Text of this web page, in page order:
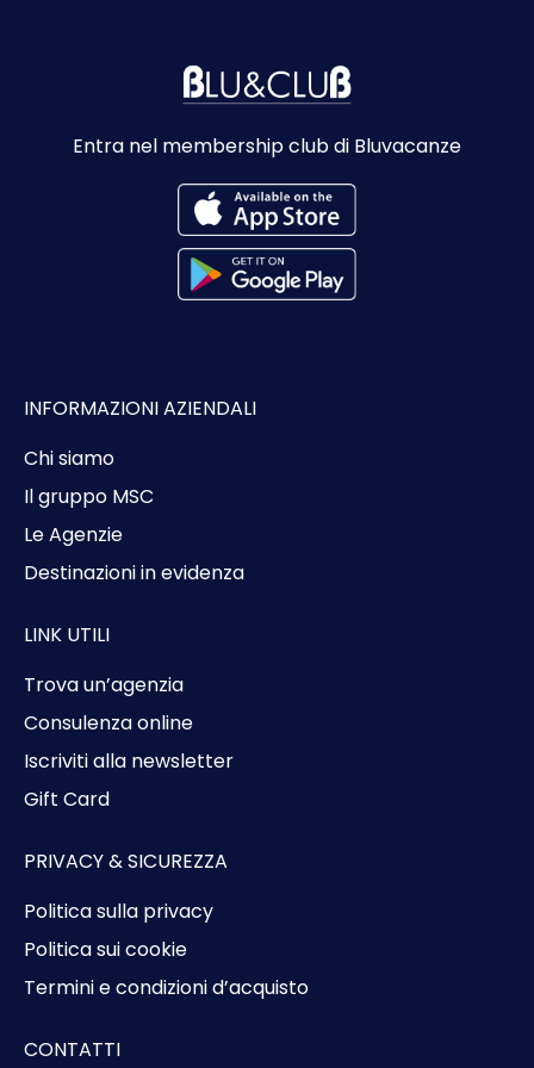
Entra nel membership club di Bluvacanze
INFORMAZIONI AZIENDALI
Chi siamo
Il gruppo MSC
Le Agenzie
Destinazioni in evidenza
LINK UTILI
Trova un’agenzia
Consulenza online
Iscriviti alla newsletter
Gift Card
PRIVACY & SICUREZZA
Politica sulla privacy
Politica sui cookie
Termini e condizioni d’acquisto
CONTATTI